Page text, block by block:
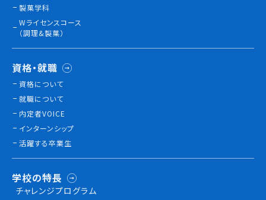
製菓学科
Wライセンスコース
（調理&製菓）
資格・就職
資格について
就職について
内定者VOICE
インターンシップ
活躍する卒業生
学校の特長
チャレンジプログラム